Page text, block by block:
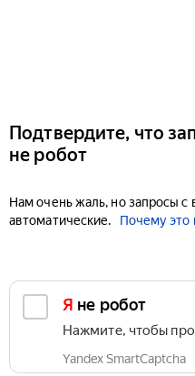
Подтвердите, что
не робот
Нам очень жаль, но запросы с
автоматические.
Почему это
Я не робот
Нажмите, чтобы
Yandex SmartCaptcha